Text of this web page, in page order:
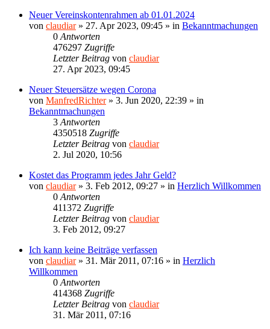
Neuer Vereinskontenrahmen ab 01.01.2024
von claudiar» 27. Apr 2023, 09:45 » in Bekanntmachungen
0 Antworten
476297 Zugriffe
Letzter Beitrag von claudiar
27. Apr 2023, 09:45
Neuer Steuersätze wegen Corona
von ManfredRichter» 3. Jun 2020, 22:39 » in
Bekanntmachungen
3 Antworten
4350518 Zugriffe
Letzter Beitrag von claudiar
2. Jul 2020, 10:56
Kostet das Programm jedes Jahr Geld?
von claudiar» 3. Feb 2012, 09:27 » in Herzlich Willkommen
0 Antworten
411372 Zugriffe
Letzter Beitrag von claudiar
3. Feb 2012, 09:27
Ich kann keine Beiträge verfassen
von claudiar» 31. Mär 2011, 07:16 » in Herzlich
Willkommen
0 Antworten
414368 Zugriffe
Letzter Beitrag von claudiar
31. Mär 2011, 07:16